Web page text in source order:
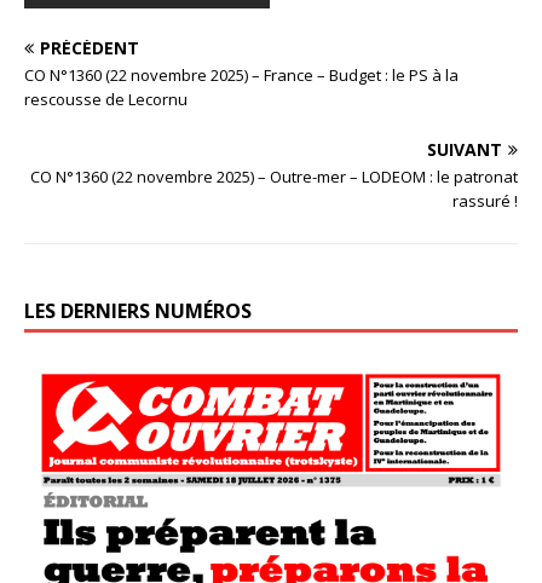
PRÉCÉDENT
CO N°1360 (22 novembre 2025) – France – Budget : le PS à la
rescousse de Lecornu
SUIVANT
CO N°1360 (22 novembre 2025) – Outre-mer – LODEOM : le patronat
rassuré !
LES DERNIERS NUMÉROS